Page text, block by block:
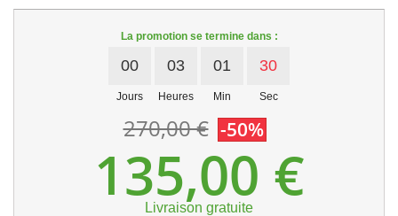
La promotion se termine dans :
00
Jours
03
Heures
01
Min
29
Sec
270,00 € -50%
135,00 €
Livraison gratuite